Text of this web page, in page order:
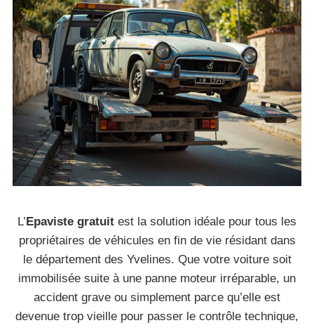
L’Epaviste gratuit est la solution idéale pour tous les
propriétaires de véhicules en fin de vie résidant dans
le département des Yvelines. Que votre voiture soit
immobilisée suite à une panne moteur irréparable, un
accident grave ou simplement parce qu’elle est
devenue trop vieille pour passer le contrôle technique,